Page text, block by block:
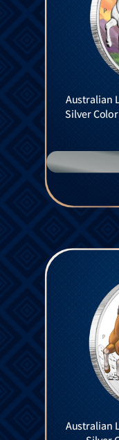
Australian
Silver
Australian